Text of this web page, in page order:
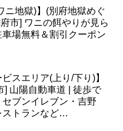
ニ地獄)】(別府地獄めぐ
市] ワニの餌やりが見ら
場無料＆割引クーポン
ビスエリア(上り/下り)】
] 山陽自動車道 | 徒歩で
セブンイレブン・吉野
ストランなど…